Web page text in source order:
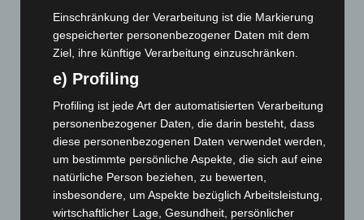
5. August 2026
Celle: Mensch stirbt bei Bagger-Unfall auf Baustelle
5. August 2026
Gasleitung bei McDonald’s-Umbau in Langenhagen
beschädigt
5. August 2026
Anklage nach Abschaltung von „Archetyp Market“ erhoben
3. August 2026
Einschränkung der Verarbeitung ist die Markierung
gespeicherter personenbezogener Daten mit dem
Ziel, ihre künftige Verarbeitung einzuschränken.
e) Profiling
Profiling ist jede Art der automatisierten Verarbeitung
personenbezogener Daten, die darin besteht, dass
diese personenbezogenen Daten verwendet werden,
um bestimmte persönliche Aspekte, die sich auf eine
natürliche Person beziehen, zu bewerten,
insbesondere, um Aspekte bezüglich Arbeitsleistung,
wirtschaftlicher Lage, Gesundheit, persönlicher